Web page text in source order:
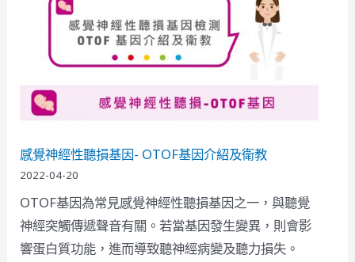
感覺神經性聽損基因- OTOF基因介紹及衛教
2022-04-20
OTOF基因為常見感覺神經性聽損基因之一，與聽覺
神經突觸傳遞聲音有關。若當基因發生變異，則會影
響蛋白質功能，進而導致聽神經病變及聽力損失。